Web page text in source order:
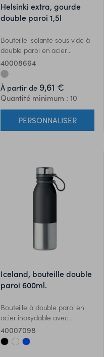
helsinki extra, gourde
double paroi 1,5l
Bouteille isolante sous vide à
double paroi en acier
inoxydable avec couvercle en
bambou et poignée de
transport. Capacité : 1500 ml.
Anti fuite. Le bambou est un
produit naturel, et présente
de légères variations de
couleur, de décoration et de
tailles.
40008664
À partir de 9,61 €
Quantité minimum : 10
PERSONNALISER
iceland, bouteille double
paroi 600ml.
Bouteille à double paroi en
acier inoxydable avec
poignée en silicone pour un
transport facile. Finition
poudrée. Anti fuite.
40007098